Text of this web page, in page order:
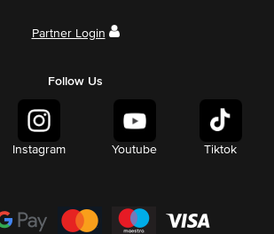
Partner Login
Follow Us
Instagram Youtube Tiktok